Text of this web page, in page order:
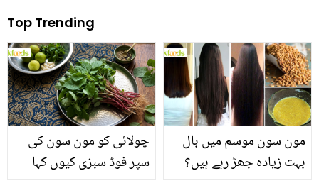
Top Trending
چولائی کو مون سون کی
سپر فوڈ سبزی کیوں کہا
مون سون موسم میں بال
بہت زیادہ جھڑ رہے ہیں؟